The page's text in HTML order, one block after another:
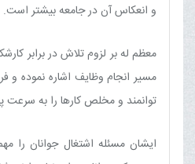
و انعکاس آن در جامعه بیشتر است.
معظم له بر لزوم تلاش در برابر
مسیر انجام وظایف اشاره نموده و
توانمند و مخلص کارها را به سرعت
ایشان مسئله اشتغال جوانان را